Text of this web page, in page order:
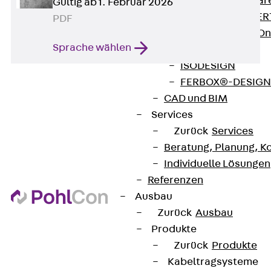
JORDAHL®
JORDAHL® JVB
ISODESIGN
FERBOX®-
CAD und BIM
Services
Zurück Services
Beratung, Planung,
Individuelle Lösungen
Referenzen
Ausbau
Zurück Ausbau
Produkte
Zurück Produkte
Kabeltragsysteme
Gültig ab 1. Februar 2026
PDF
Sprache wählen
contact@pohlcon.com